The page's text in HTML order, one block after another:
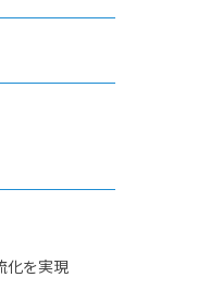
化を実現